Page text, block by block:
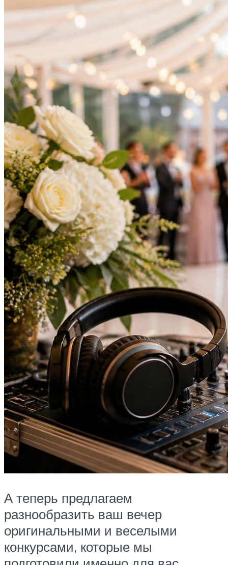
А теперь предлагаем
разнообразить ваш вечер
оригинальными и веселыми
конкурсами, которые мы